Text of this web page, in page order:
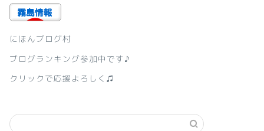
にほんブログ村
ブログランキング参加中です♪
クリックで応援よろしく♫